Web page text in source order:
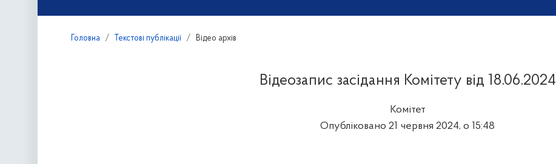
Головна Текстові публікації Відео архів
Відеозапис засідання Комітету від 18.06.2024
Комітет
Опубліковано 21 червня 2024, о 15:48